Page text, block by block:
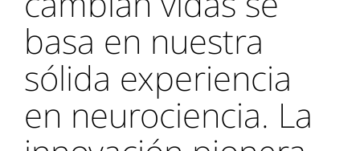
basa en nuestra
sólida experiencia
en neurociencia. La